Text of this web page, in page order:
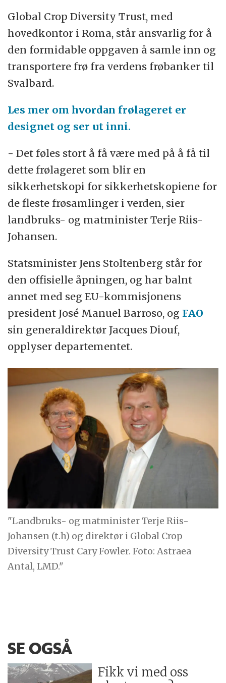
Global Crop Diversity Trust, med
hovedkontor i Roma, står ansvarlig for å
den formidable oppgaven å samle inn og
transportere frø fra verdens frøbanker til
Svalbard.
Les mer om hvordan frølageret er
designet og ser ut inni.
- Det føles stort å få være med på å få til
dette frølageret som blir en
sikkerhetskopi for sikkerhetskopiene for
de fleste frøsamlinger i verden, sier
landbruks- og matminister Terje Riis-
Johansen.
Statsminister Jens Stoltenberg står for
den offisielle åpningen, og har balnt
annet med seg EU-kommisjonens
president José Manuel Barroso, ogFAO
sin generaldirektør Jacques Diouf,
opplyser departementet.
"Landbruks- og matminister Terje Riis-
Johansen (t.h) og direktør i Global Crop
Diversity Trust Cary Fowler. Foto: Astraea
Antal, LMD."
SE OGSÅ
Fikk vi med oss